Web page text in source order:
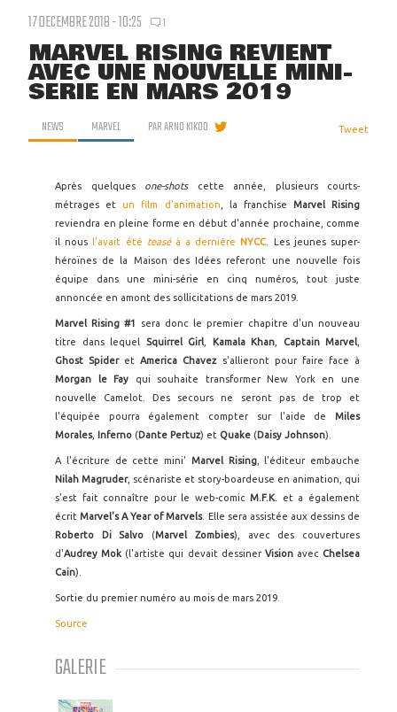
17 DECEMBRE 2018 - 10:25 1
MARVEL RISING REVIENT
AVEC UNE NOUVELLE MINI-
SÉRIE EN MARS 2019
NEWS MARVEL PARARNO KIKOO Tweet
Après quelques one-shots
cette année, plusieurs courts-
métrages etun film d'animation , la franchise Marvel Rising
reviendra en pleine forme en début d'année prochaine, comme
il nous l'avait été teaséà a dernière NYCC . Les jeunes super-
héroïnes de la Maison des Idées referont une nouvelle fois
équipe dans une mini-série en cinq numéros, tout juste
annoncée en amont des sollicitations de mars 2019.
Marvel Rising #1
sera donc le premier chapitre d'un nouveau
titre dans lequel
Squirrel Girl Kamala Khan Captain Marvel
Ghost Spider etAmerica Chavez s'allieront pour faire face à
Morgan le Fay
qui souhaite transformer New York en une
nouvelle Camelot. Des secours ne seront pas de trop et
l'équipée pourra également compter sur l'aide de Miles
Morales, Inferno (Dante Pertuz) et Quake (Daisy Johnson).
A l'écriture de cette mini' Marvel Rising, l'éditeur embauche
Nilah Magruder, scénariste et story-boardeuse en animation, qui
s'est fait connaître pour le web-comicM.F.K. et a également
écritMarvel's A Year of Marvels. Elle sera assistée aux dessins de
Roberto Di Salvo (Marvel Zombies), avec des couvertures
d'Audrey Mok (l'artiste qui devait dessiner Vision avec Chelsea
Cain).
Sortie du premier numéro au mois de mars 2019.
Source
GALERIE